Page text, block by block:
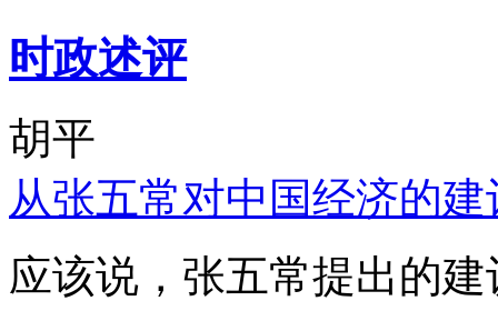
时政述评
胡平
从张五常对中国经济的
应该说，张五常提出的